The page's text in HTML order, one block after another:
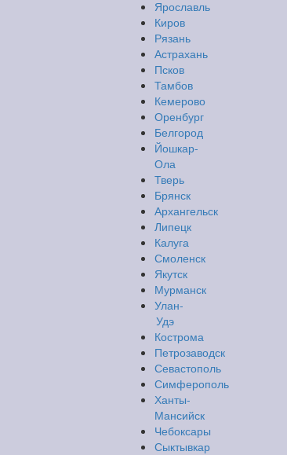
Ярославль
Киров
Рязань
Астрахань
Псков
Тамбов
Кемерово
Оренбург
Белгород
Йошкар-
Ола
Тверь
Брянск
Архангельск
Липецк
Калуга
Смоленск
Якутск
Мурманск
Улан-
Удэ
Кострома
Петрозаводск
Севастополь
Симферополь
Ханты-
Мансийск
Чебоксары
Сыктывкар